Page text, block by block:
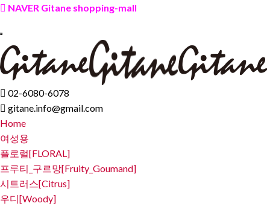
NAVER Gitane shopping-mall
02-6080-6078
gitane.info@gmail.com
Home
여성용
플로럴[FLORAL]
프루티_구르망[Fruity_Goumand]
시트러스[Citrus]
우디[Woody]